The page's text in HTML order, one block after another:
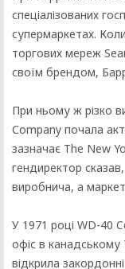
спеціалізованих
супермаркетах.
торгових мереж
своїм брендом,
При ньому ж різко
Сompany почала
зазначає The New
гендиректор
виробнича, а
У 1971 році WD-40
офіс в канадському
відкрила